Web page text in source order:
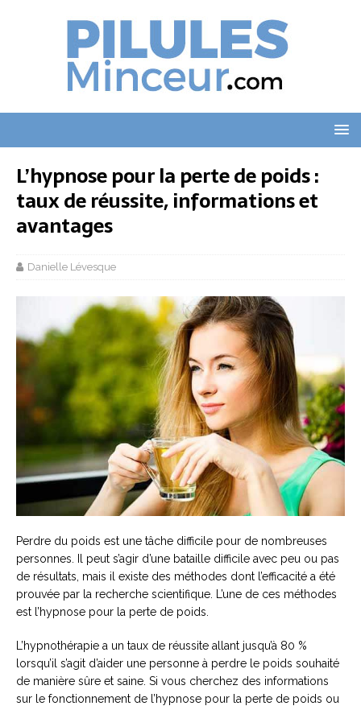
L’hypnose pour la perte de poids :
taux de réussite, informations et
avantages
Danielle Lévesque
Perdre du poids est une tâche difficile pour de nombreuses
personnes. Il peut s’agir d’une bataille difficile avec peu ou pas
de résultats, mais il existe des méthodes dont l’efficacité a été
prouvée par la recherche scientifique. L’une de ces méthodes
est l’hypnose pour la perte de poids.
L’hypnothérapie a un taux de réussite allant jusqu’à 80 %
lorsqu’il s’agit d’aider une personne à perdre le poids souhaité
de manière sûre et saine. Si vous cherchez des informations
sur le fonctionnement de l’hypnose pour la perte de poids ou